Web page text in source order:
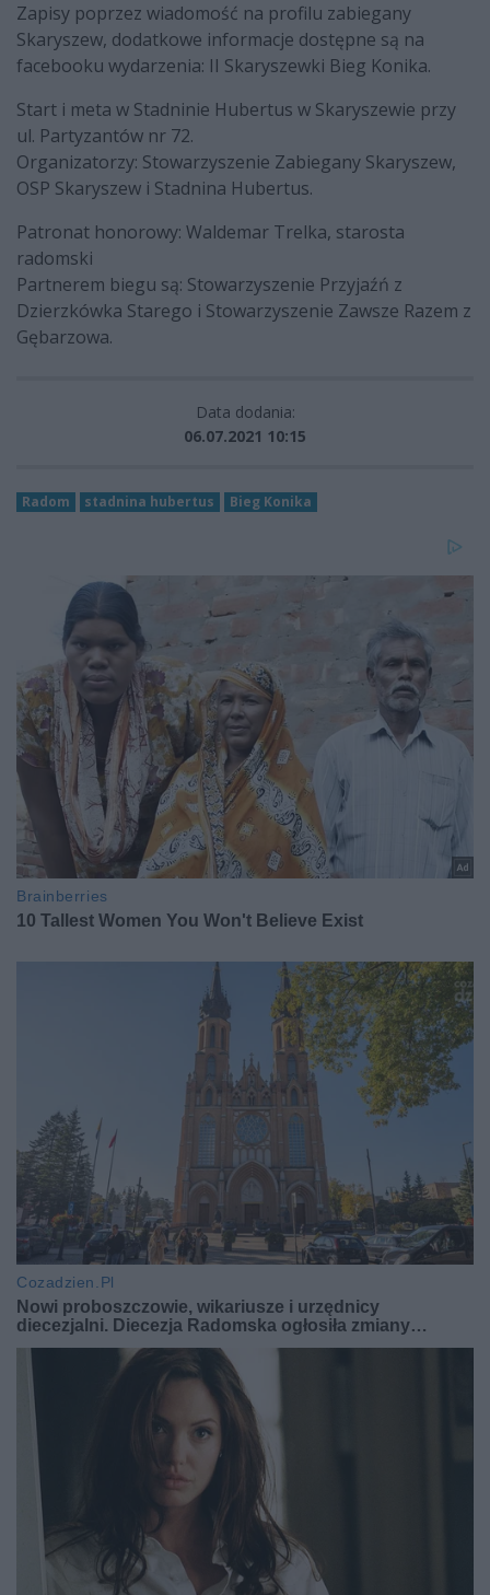
Zapisy poprzez wiadomość na profilu zabiegany
Skaryszew, dodatkowe informacje dostępne są na
facebooku wydarzenia: II Skaryszewki Bieg Konika.
Start i meta w Stadninie Hubertus w Skaryszewie przy
ul. Partyzantów nr 72.
Organizatorzy: Stowarzyszenie Zabiegany Skaryszew,
OSP Skaryszew i Stadnina Hubertus.
Patronat honorowy: Waldemar Trelka, starosta
radomski
Partnerem biegu są: Stowarzyszenie Przyjaźń z
Dzierzkówka Starego i Stowarzyszenie Zawsze Razem z
Gębarzowa.
Data dodania:
06.07.2021 10:15
Radom stadnina hubertus Bieg Konika